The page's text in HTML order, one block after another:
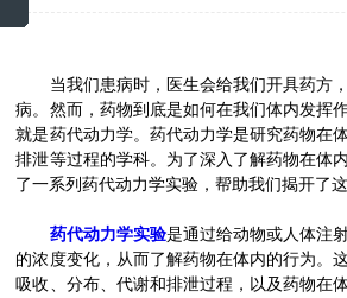
当我们患病时，医生会给我们开具药方
病。然而，药物到底是如何在我们体内发挥
就是药代动力学。药代动力学是研究药物在
排泄等过程的学科。为了深入了解药物在体
了一系列药代动力学实验，帮助我们揭开了
药代动力学实验是通过给动物或人体注
的浓度变化，从而了解药物在体内的行为。
吸收、分布、代谢和排泄过程，以及药物在